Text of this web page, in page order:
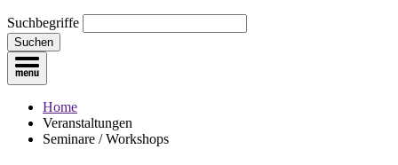
Suchbegriffe
Suchen
Home
Veranstaltungen
Seminare / Workshops